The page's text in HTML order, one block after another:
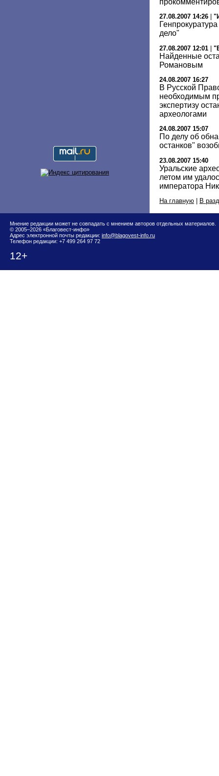
27.08.2007 14:26
дело"
27.08.2007 12:01 |
Найденные
Романовым
24.08.2007 16:27
В Русской
необходимым
экспертизу
археологами
24.08.2007 15:07
По делу об
останков"
23.08.2007 15:40
Уральские
летом им
императора
На главную В
Мнение редакции может не совпадать с мнением авторов отдельных материалов.
© 2005–2026 «Благовест-инфо»
Адрес электронной почты редакции: info@blagovest-info.ru
Телефон редакции: +7 499 264 97 72
12+